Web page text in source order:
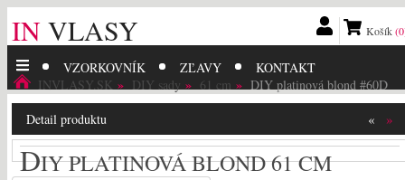
VZORKOVNÍK ZĽAVY KONTAKT
IN VLASY Košík
INVLASY.SK DIY sady 61 cm
DIY platinová blond #60D
Detail produktu
« »
DIY PLATINOVÁ BLOND 61 CM